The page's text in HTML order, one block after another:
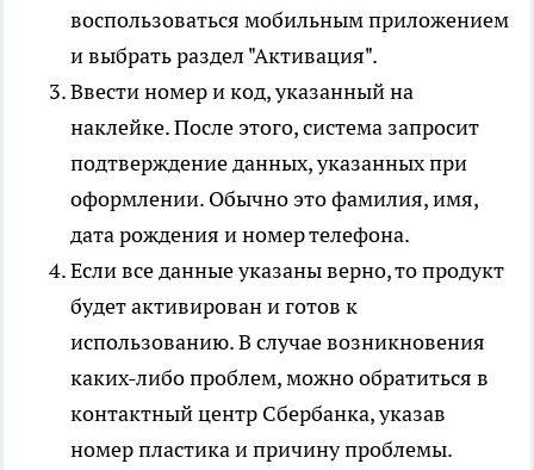
воспользоваться мобильным приложением
и выбрать раздел "Активация".
Ввести номер и код, указанный на
наклейке. После этого, система запросит
подтверждение данных, указанных при
оформлении. Обычно это фамилия, имя,
дата рождения и номер телефона.
Если все данные указаны верно, то продукт
будет активирован и готов к
использованию. В случае возникновения
каких-либо проблем, можно обратиться в
контактный центр Сбербанка, указав
номер пластика и причину проблемы.